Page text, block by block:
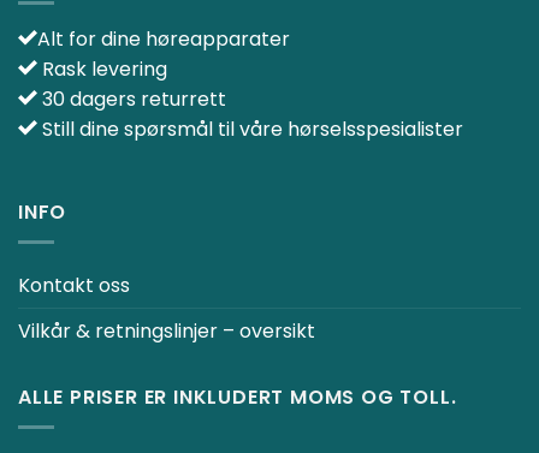
Alt for dine høreapparater
Rask levering
30 dagers returrett
Still dine spørsmål til våre hørselsspesialister
INFO
Kontakt oss
Vilkår & retningslinjer – oversikt
ALLE PRISER ER INKLUDERT MOMS OG TOLL.